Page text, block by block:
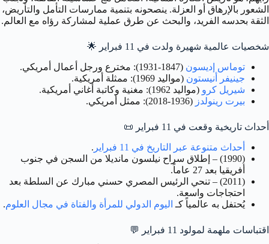
الشعور بالإرهاق أو العزلة. ينصحونه بتنمية ممارسات التأمل والتأريض،
الثقة بحدسه الفريد، والبحث عن طرق عملية لمشاركة رؤاه مع العالم.
شخصيات عالمية شهيرة ولدت في 11 فبراير
🌟
توماس إديسون (1847-1931): مخترع ورجل أعمال أمريكي.
جينيفر أنيستون (مواليد 1969): ممثلة أمريكية.
شيريل كرو (مواليد 1962): مغنية وكاتبة أغاني أمريكية.
بيرت رينولدز (1936-2018): ممثل أمريكي.
أحداث تاريخية وقعت في 11 فبراير
📜
أحداث متنوعة عبر التاريخ في 11 فبراير
.
(1990) – إطلاق سراح نيلسون مانديلا من السجن في جنوب
أفريقيا بعد 27 عاماً.
(2011) – تنحي الرئيس المصري حسني مبارك عن السلطة بعد
احتجاجات واسعة.
يُحتفل به عالمياً كـ اليوم الدولي للمرأة والفتاة في مجال العلوم.
اقتباسات ملهمة لمولود 11 فبراير
💬